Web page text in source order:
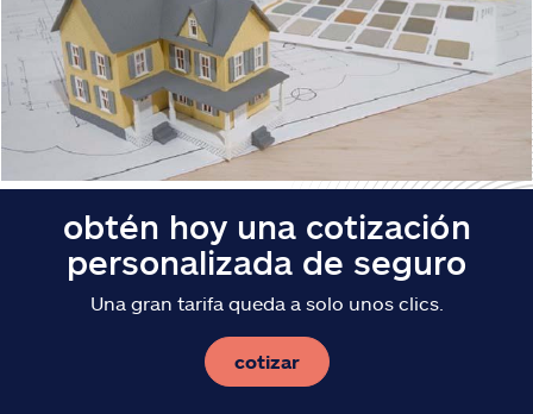
English
obtén hoy una cotización
personalizada de seguro
Una gran tarifa queda a solo unos clics.
cotizar